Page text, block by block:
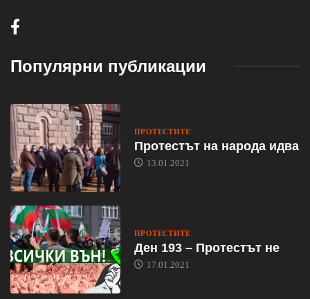
Популярни публикации
ПРОТЕСТИТЕ
Протестът на народа идва
13.01.2021
ПРОТЕСТИТЕ
Ден 193 – Протестът не
17.01.2021